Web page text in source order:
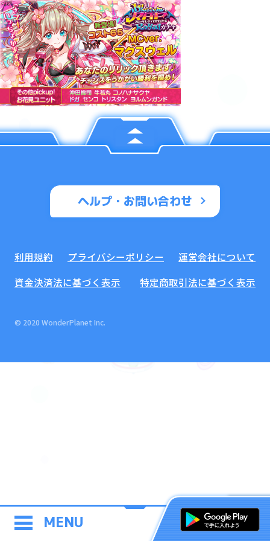
MENU
ヘルプ・お問い合わせ
利用規約 プライバシーポリシー
運営会社について
資金決済法に基づく表示
特定商取引法に基づく表示
© 2020 WonderPlanet Inc.